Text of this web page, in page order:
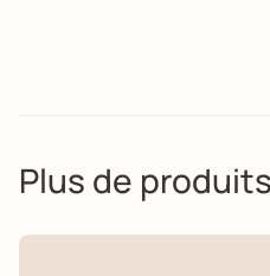
Plus de produits